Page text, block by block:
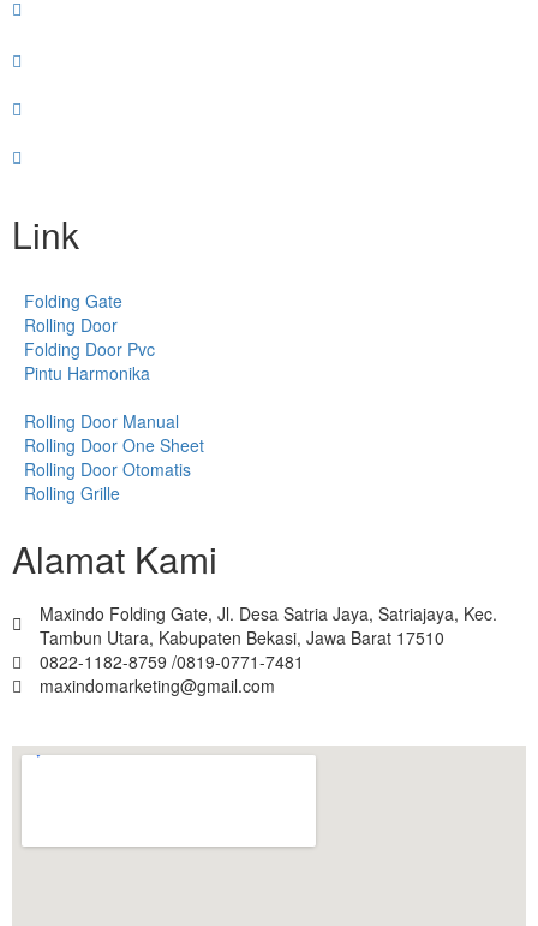
Link
Folding Gate
Rolling Door
Folding Door Pvc
Pintu Harmonika
Rolling Door Manual
Rolling Door One Sheet
Rolling Door Otomatis
Rolling Grille
Alamat Kami
Maxindo Folding Gate, Jl. Desa Satria Jaya, Satriajaya, Kec.
Tambun Utara, Kabupaten Bekasi, Jawa Barat 17510
0822-1182-8759 /0819-0771-7481
maxindomarketing@gmail.com